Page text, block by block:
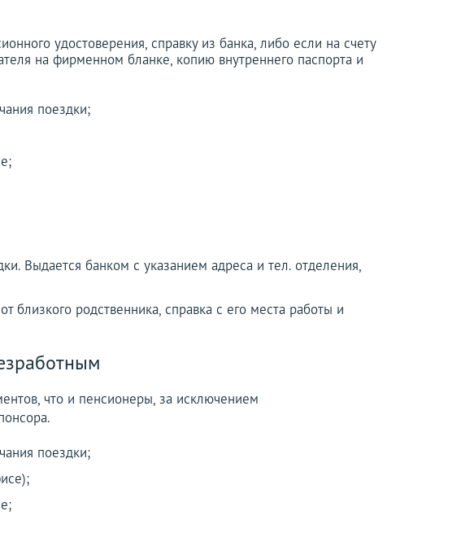
удостоверения, справку из банка, либо если на счету
на фирменном бланке, копию внутреннего паспорта и
поездки;
Выдается банком с указанием адреса и тел. отделения,
близкого родственника, справка с его места работы и
что и пенсионеры, за исключением
поездки;